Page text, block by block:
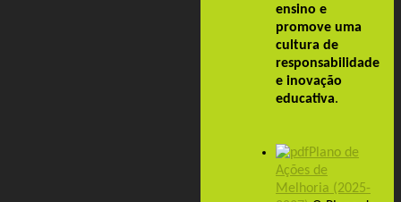
ensino e
promove uma
cultura de
responsabilidade
e inovação
educativa.
Plano de
Ações de
Melhoria (2025-